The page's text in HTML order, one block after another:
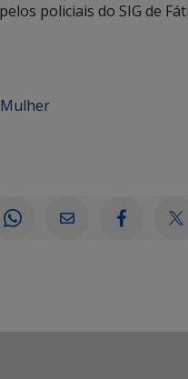
policiais do SIG de